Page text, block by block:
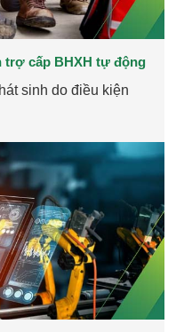
trợ cấp BHXH tự động
sinh do điều kiện